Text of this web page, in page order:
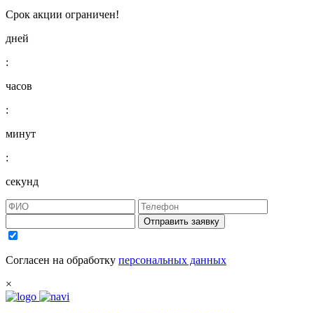
Срок акции ограничен!
дней
:
часов
:
минут
:
секунд
Отправить заявку
Согласен на обработку персональных данных
×